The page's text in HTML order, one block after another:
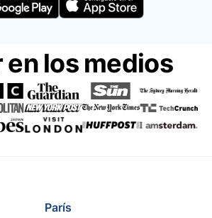
en los medios
París